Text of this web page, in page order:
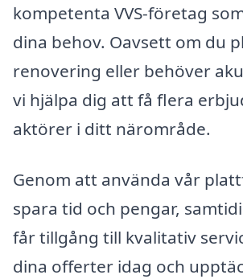
kompetenta VVS-företag
dina behov. Oavsett om du
renovering eller behöver
vi hjälpa dig att få flera
aktörer i ditt närområde.
Genom att använda vår
spara tid och pengar,
får tillgång till kvalitativ
dina offerter idag och